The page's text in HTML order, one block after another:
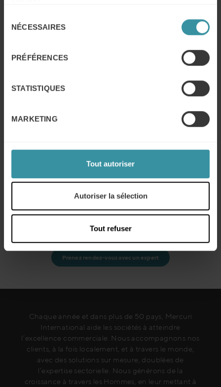
NÉCESSAIRES
PRÉFÉRENCES
STATISTIQUES
MARKETING
Tout autoriser
Autoriser la sélection
Tout refuser
peut augmenter la motivation et la fidélisation des
employés. En somme, investir dans des formations inclusives
aussi un levier stratégique pour améliorer la performance
Page mise à jour : juin 2026
Prenez rendez-vous avec un expert
Chaque année et dans plus de 50 pays, Mercuri
International aide les sociétés à atteindre
l’excellence commerciale. Nous accompagnons nos
clients, à la fois localement, et à travers le monde,
avec des solutions sur mesure, doublées de
l’expertise sectorielle. Nous générons de la
croissance à travers les Hommes, en leur mettant à